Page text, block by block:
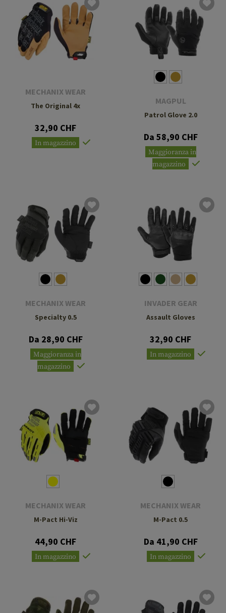
MECHANIX WEAR
The Original 4x
32,90 CHF
In magazzino
MAGPUL
Patrol Glove 2.0
Da 58,90 CHF
Maggioranza in
magazzino
MECHANIX WEAR
Specialty 0.5
Da 28,90 CHF
Maggioranza in
magazzino
INVADER GEAR
Assault Gloves
32,90 CHF
In magazzino
MECHANIX WEAR
M-Pact Hi-Viz
44,90 CHF
In magazzino
MECHANIX WEAR
M-Pact 0.5
Da 41,90 CHF
In magazzino